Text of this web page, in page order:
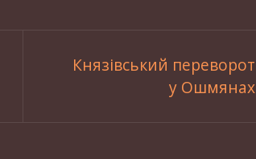
Князівський переворот
у Ошмянах